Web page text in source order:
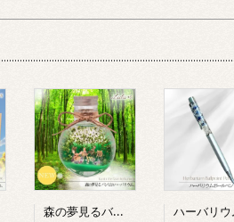
森の夢見るバンビ ハーバリウム 完成品 ギフト ジオラマ テラリウム 小鹿 動物 プリザーブドフラワー 誕生日 母の日 敬老の日 退職祝い 女性 Lulu＊s 2904